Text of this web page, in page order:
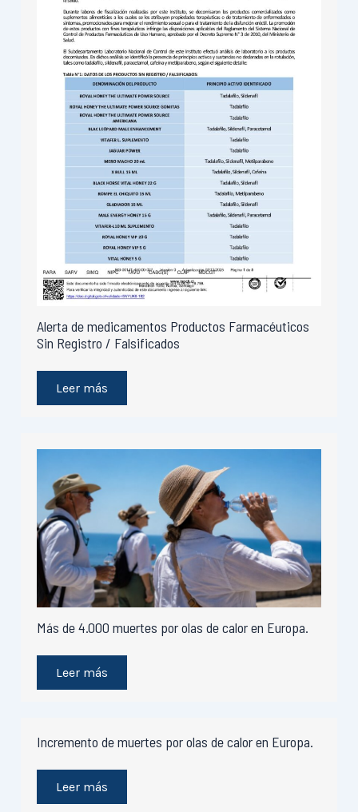
Alerta de medicamentos Productos Farmacéuticos
Sin Registro / Falsificados
Leer más
Más de 4.000 muertes por olas de calor en Europa.
Leer más
Incremento de muertes por olas de calor en Europa.
Leer más